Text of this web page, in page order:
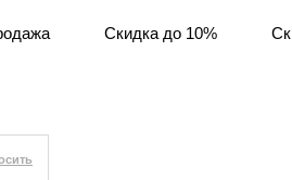
Скидка до 10%